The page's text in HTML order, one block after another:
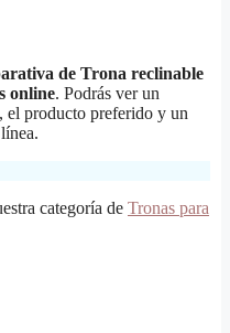
de Trona reclinable
online. Podrás ver un
el producto preferido y un
categoría de Tronas para